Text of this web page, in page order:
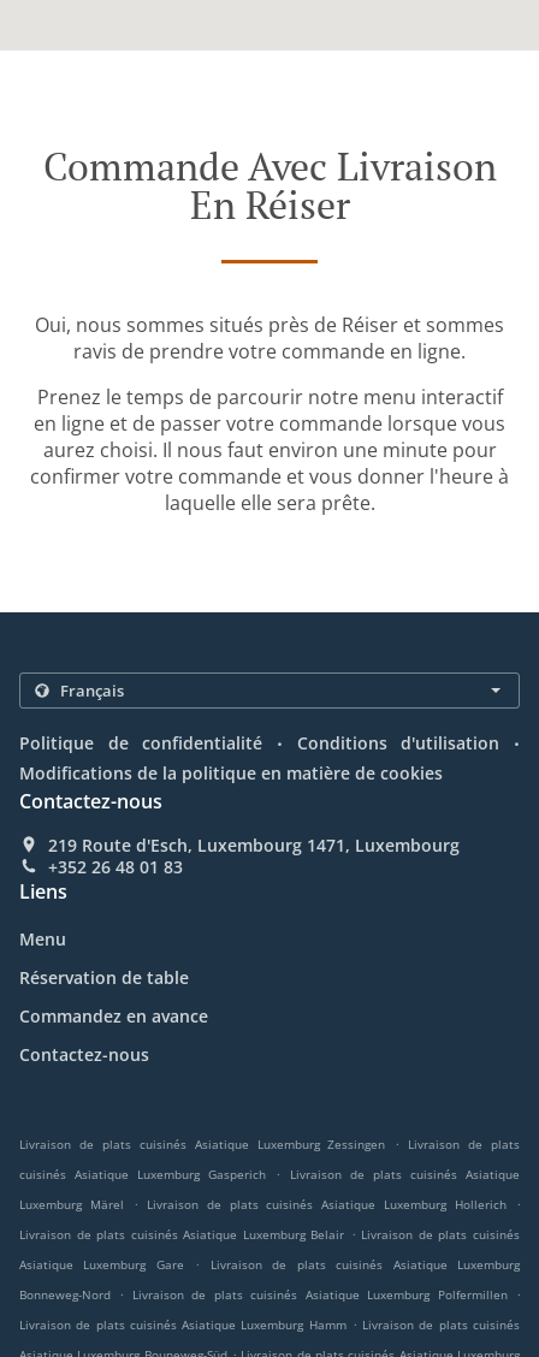
Commande Avec Livraison
En Réiser
Oui, nous sommes situés près de Réiser et sommes
ravis de prendre votre commande en ligne.
Prenez le temps de parcourir notre menu interactif
en ligne et de passer votre commande lorsque vous
aurez choisi. Il nous faut environ une minute pour
confirmer votre commande et vous donner l'heure à
laquelle elle sera prête.
Politique de confidentialité . Conditions d'utilisation .
Modifications de la politique en matière de cookies
Contactez-nous
219 Route d'Esch, Luxembourg 1471, Luxembourg
+352 26 48 01 83
Liens
Menu
Réservation de table
Commandez en avance
Contactez-nous
Livraison de plats cuisinés Asiatique Luxemburg Zessingen .
Livraison de plats
cuisinés Asiatique Luxemburg Gasperich
.
Livraison de plats cuisinés Asiatique
Luxemburg Märel
. Livraison de plats cuisinés Asiatique Luxemburg Hollerich
.
Livraison de plats cuisinés Asiatique Luxemburg Belair . Livraison de plats cuisinés
Asiatique Luxemburg Gare
.
Livraison de plats cuisinés Asiatique Luxemburg
Bonneweg-Nord
. Livraison de plats cuisinés Asiatique Luxemburg Polfermillen
.
Livraison de plats cuisinés Asiatique Luxemburg Hamm . Livraison de plats cuisinés
.